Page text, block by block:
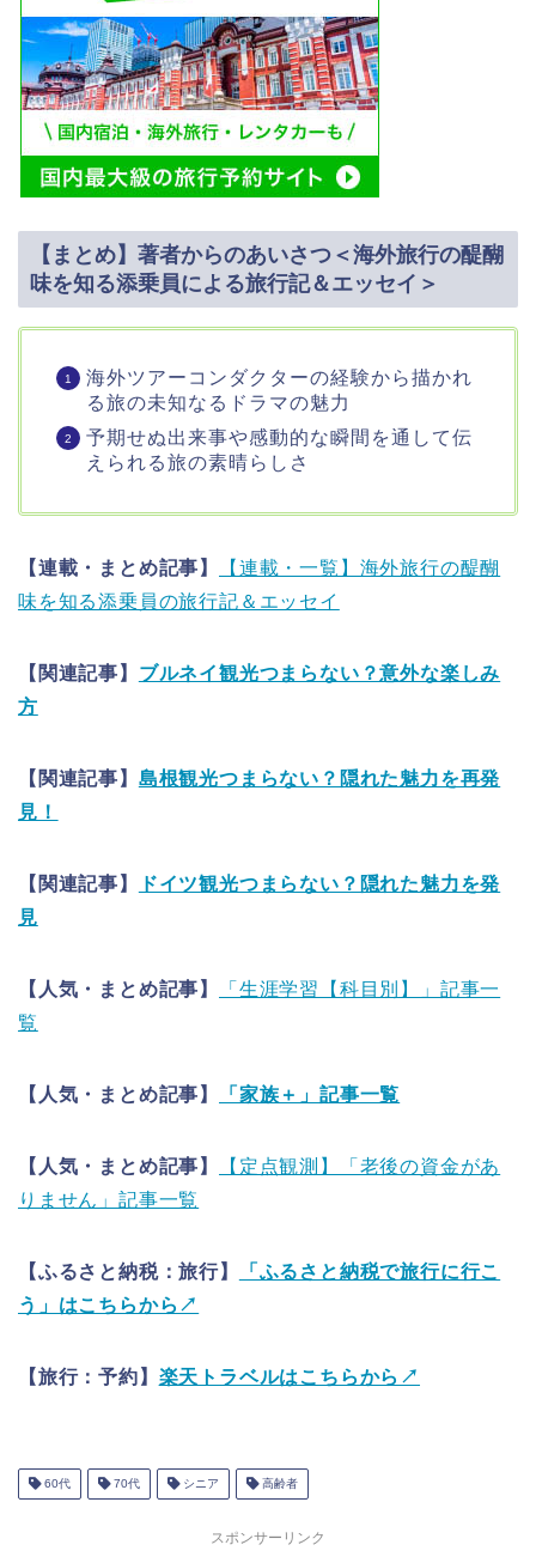
【まとめ】著者からのあいさつ＜海外旅行の醍醐
味を知る添乗員による旅行記＆エッセイ＞
海外ツアーコンダクターの経験から描かれ
る旅の未知なるドラマの魅力
予期せぬ出来事や感動的な瞬間を通して伝
えられる旅の素晴らしさ
【連載・まとめ記事】
【連載・一覧】海外旅行の醍醐
味を知る添乗員の旅行記＆エッセイ
【関連記事】 ブルネイ観光つまらない？意外な楽しみ
方
【関連記事】 島根観光つまらない？隠れた魅力を再発
見！
【関連記事】
ドイツ観光つまらない？隠れた魅力を発
見
【人気・まとめ記事】
「生涯学習【科目別】」記事一
覧
【人気・まとめ記事】 「家族＋」記事一覧
【人気・まとめ記事】
【定点観測】「老後の資金があ
りません」記事一覧
【ふるさと納税：旅行】
「ふるさと納税で旅行に行こ
う」はこちらから↗
【旅行：予約】 楽天トラベルはこちらから↗
60代 70代 シニア 高齢者
スポンサーリンク